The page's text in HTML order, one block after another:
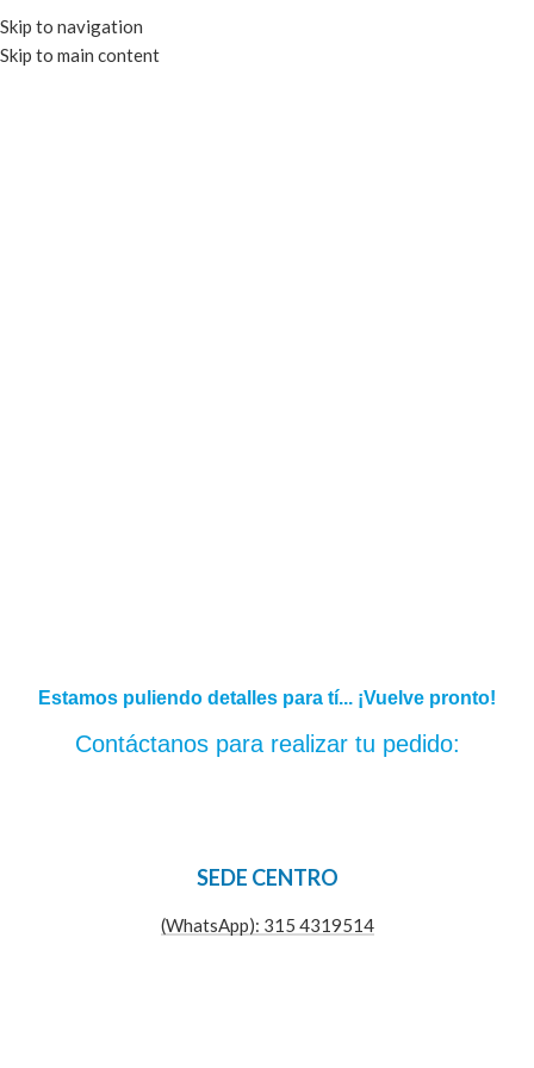
Skip to navigation
Skip to main content
Estamos puliendo detalles para tí... ¡Vuelve pronto!
Contáctanos para realizar tu pedido:
SEDE CENTRO
(WhatsApp): 315 4319514